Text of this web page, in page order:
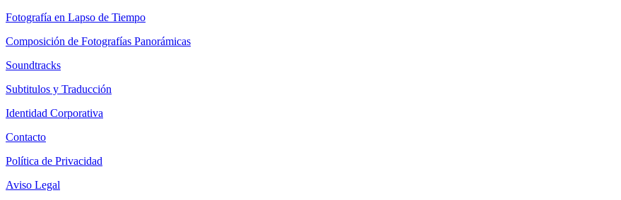
Fotografía en Lapso de Tiempo
Composición de Fotografías Panorámicas
Soundtracks
Subtitulos y Traducción
Identidad Corporativa
Contacto
Política de Privacidad
Aviso Legal